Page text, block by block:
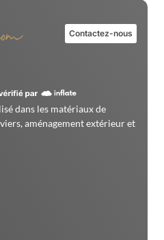
Contactez-nous
dans les matériaux de
aménagement extérieur et